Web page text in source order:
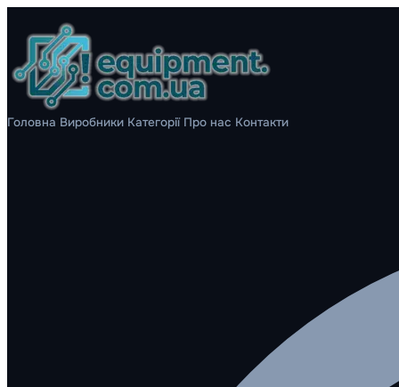
Головна Виробники Категорії Про нас Контакти